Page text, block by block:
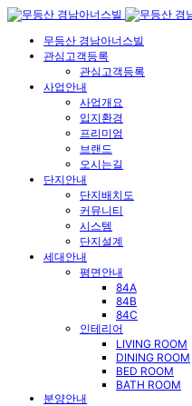
무등산 경남아너스빌
관심고객등록
관심고객등록
사업안내
사업개요
입지환경
프리미엄
브랜드
오시는길
단지안내
단지배치도
커뮤니티
시스템
단지설계
세대안내
평면안내
84A
84B
84C
인테리어
LIVING ROOM
DINING ROOM
BED ROOM
BATH ROOM
분양안내